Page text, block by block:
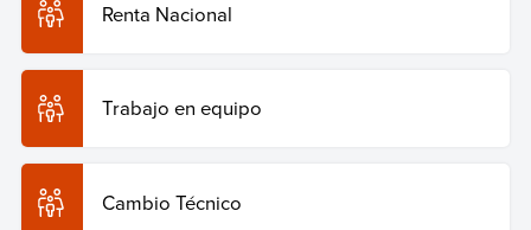
Renta Nacional
Trabajo en equipo
Cambio Técnico